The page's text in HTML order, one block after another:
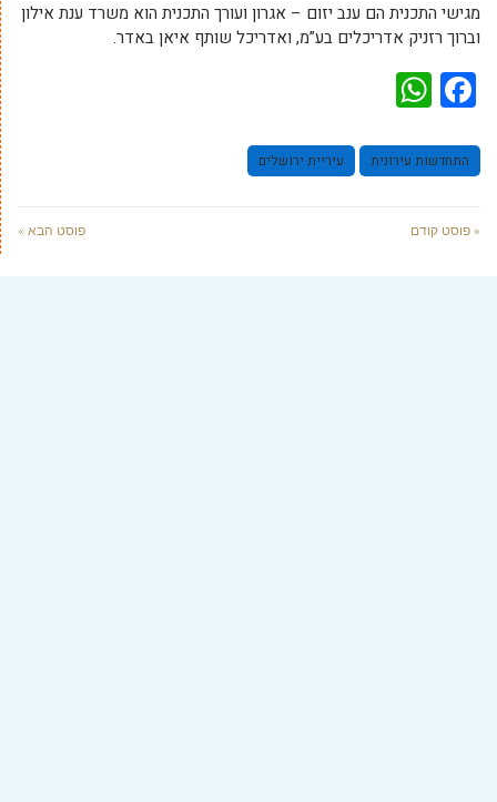
מגישי התכנית הם ענב יזום – אגרון ועורך התכנית הוא משרד ענת אילון
וברוך רזניק אדריכלים בע”מ, ואדריכל שותף איאן באדר.
Facebook
התחדשות עירונית עיריית ירושלים
« פוסט קודם פוסט הבא »